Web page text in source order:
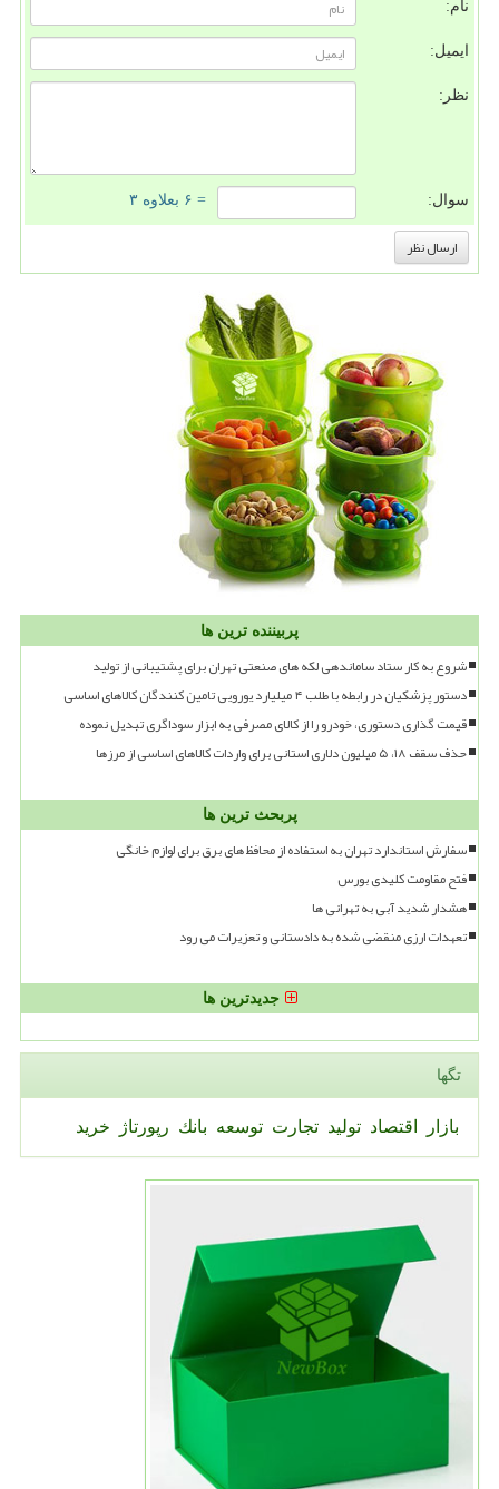
نام:
ایمیل:
نظر:
سوال: = ۶ بعلاوه ۳
پربیننده ترین ها
شروع به کار ستاد ساماندهی لکه های صنعتی تهران برای پشتیبانی از تولید
دستور پزشکیان در رابطه با طلب ۴ میلیارد یورویی تامین کنندگان کالاهای اساسی
قیمت گذاری دستوری، خودرو را از کالای مصرفی به ابزار سوداگری تبدیل نموده
حذف سقف ۱۸، ۵ میلیون دلاری استانی برای واردات کالاهای اساسی از مرزها
پربحث ترین ها
سفارش استاندارد تهران به استفاده از محافظ های برق برای لوازم خانگی
فتح مقاومت کلیدی بورس
هشدار شدید آبی به تهرانی ها
تعهدات ارزی منقضی شده به دادستانی و تعزیرات می رود
جدیدترین ها
تگها
بازار اقتصاد تولید تجارت توسعه بانك رپورتاژ خرید